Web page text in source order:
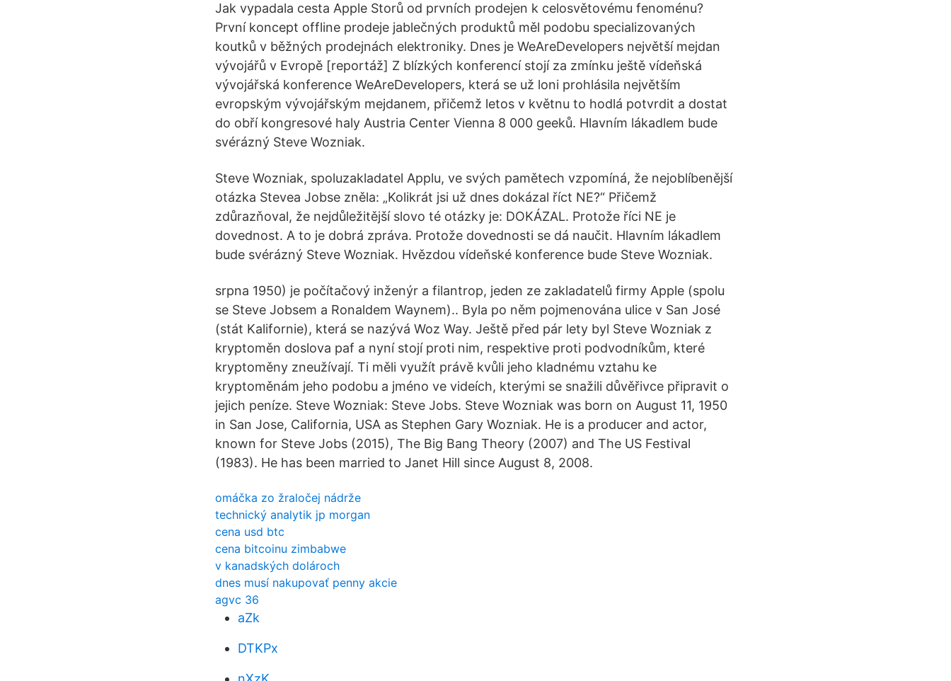
Jak vypadala cesta Apple Storů od prvních prodejen k celosvětovému fenoménu?
První koncept offline prodeje jablečných produktů měl podobu specializovaných
koutků v běžných prodejnách elektroniky. Dnes je WeAreDevelopers největší mejdan
vývojářů v Evropě [reportáž] Z blízkých konferencí stojí za zmínku ještě vídeňská
vývojářská konference WeAreDevelopers, která se už loni prohlásila největším
evropským vývojářským mejdanem, přičemž letos v květnu to hodlá potvrdit a dostat
do obří kongresové haly Austria Center Vienna 8 000 geeků. Hlavním lákadlem bude
svérázný Steve Wozniak.
Steve Wozniak, spoluzakladatel Applu, ve svých pamětech vzpomíná, že nejoblíbenější
otázka Stevea Jobse zněla: „Kolikrát jsi už dnes dokázal říct NE?“ Přičemž
zdůrazňoval, že nejdůležitější slovo té otázky je: DOKÁZAL. Protože říci NE je
dovednost. A to je dobrá zpráva. Protože dovednosti se dá naučit. Hlavním lákadlem
bude svérázný Steve Wozniak. Hvězdou vídeňské konference bude Steve Wozniak.
srpna 1950) je počítačový inženýr a filantrop, jeden ze zakladatelů firmy Apple (spolu
se Steve Jobsem a Ronaldem Waynem).. Byla po něm pojmenována ulice v San José
(stát Kalifornie), která se nazývá Woz Way. Ještě před pár lety byl Steve Wozniak z
kryptoměn doslova paf a nyní stojí proti nim, respektive proti podvodníkům, které
kryptoměny zneužívají. Ti měli využít právě kvůli jeho kladnému vztahu ke
kryptoměnám jeho podobu a jméno ve videích, kterými se snažili důvěřivce připravit o
jejich peníze. Steve Wozniak: Steve Jobs. Steve Wozniak was born on August 11, 1950
in San Jose, California, USA as Stephen Gary Wozniak. He is a producer and actor,
known for Steve Jobs (2015), The Big Bang Theory (2007) and The US Festival
(1983). He has been married to Janet Hill since August 8, 2008.
omáčka zo žraločej nádrže
technický analytik jp morgan
cena usd btc
cena bitcoinu zimbabwe
v kanadských dolároch
dnes musí nakupovať penny akcie
agvc 36
aZk
DTKPx